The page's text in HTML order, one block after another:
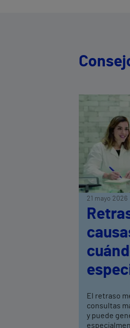
21 mayo 2026
El retraso
consultas
y puede